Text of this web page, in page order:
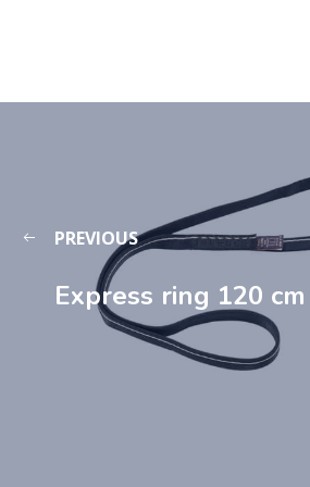
PREVIOUS
Express ring 120 cm